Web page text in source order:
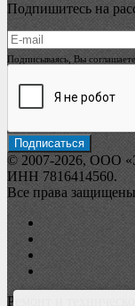
Подпишитесь на
Подписываясь, Вы
© 2007-2026, ООО
ИНН 7816414560.
Все права
Ремонт и